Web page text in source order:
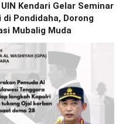
Kendari Gelar Seminar
di Pondidaha, Dorong
Mubalig Muda